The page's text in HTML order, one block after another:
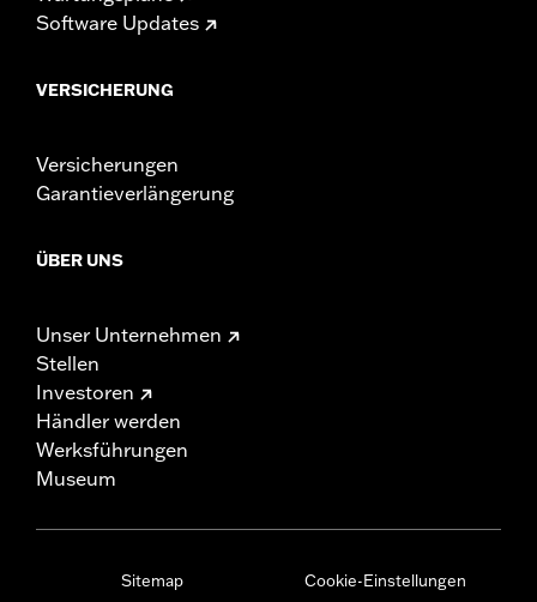
Software Updates
VERSICHERUNG
Versicherungen
Garantieverlängerung
ÜBER UNS
Unser Unternehmen
Stellen
Investoren
Händler werden
Werksführungen
Museum
Sitemap
Cookie-Einstellungen